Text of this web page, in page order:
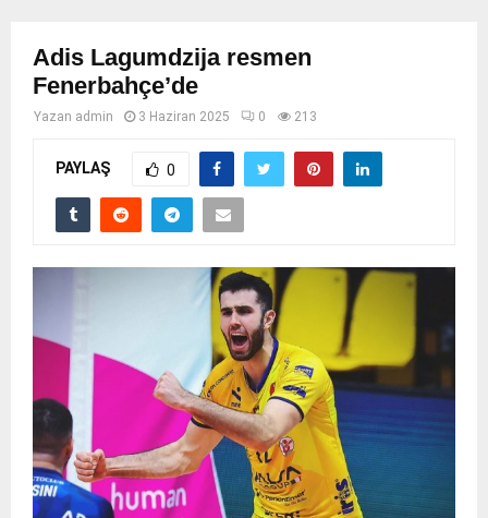
Adis Lagumdzija resmen
Fenerbahçe’de
Yazan admin 3 Haziran 2025 0 213
PAYLAŞ 0